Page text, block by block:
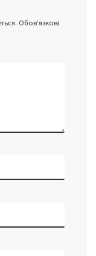
Обов’язкові